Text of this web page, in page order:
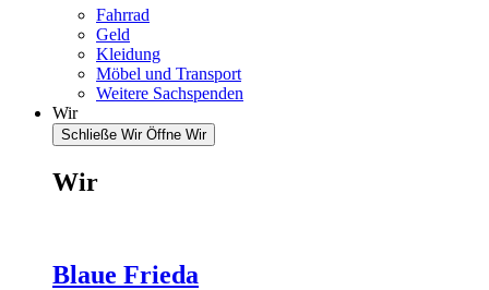
Fahrrad
Geld
Kleidung
Möbel und Transport
Weitere Sachspenden
Wir
Schließe Wir Öffne Wir
Wir
Blaue Frieda